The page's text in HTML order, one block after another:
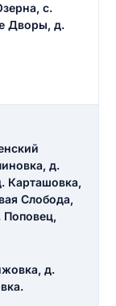
с.
Дворы, д.
д.
Карташовка,
Слобода,
д.